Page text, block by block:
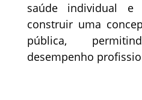
saúde individual e
construir uma
pública,
desempenho